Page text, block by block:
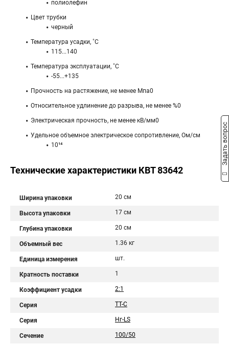
полиолефин
Цвет трубки
черный
Температура усадки, ˚С
115...140
Температура эксплуатации, ˚С
-55...+135
Прочность на растяжение, не менее Мпа0
Относительное удлинение до разрыва, не менее %0
Электрическая прочность, не менее кВ/мм0
Удельное объемное электрическое сопротивление, Ом/см
10¹⁴
Технические характеристики КВТ 83642
Ширина упаковки 20 см
Высота упаковки 17 см
Глубина упаковки 20 см
Объемный вес 1.36 кг
Единица измерения шт.
Кратность поставки 1
Коэффициент усадки 2:1
Серия ТТ-С
Серия Нг-LS
Сечение 100/50
Задать вопрос